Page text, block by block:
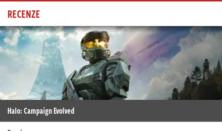
RECENZE
Halo: Campaign Evolved